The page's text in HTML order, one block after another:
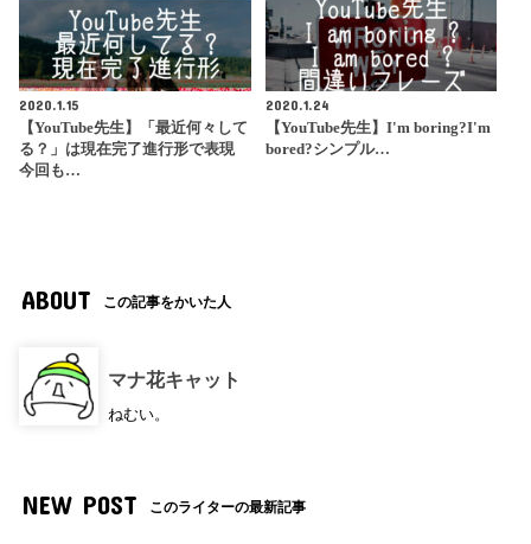
2020.1.15
【YouTube先生】「最近何々して
る？」は現在完了進行形で表現
今回も…
2020.1.24
【YouTube先生】I'm boring?I'm
bored?シンプル…
ABOUT この記事をかいた人
マナ花キャット
ねむい。
NEW POST このライターの最新記事